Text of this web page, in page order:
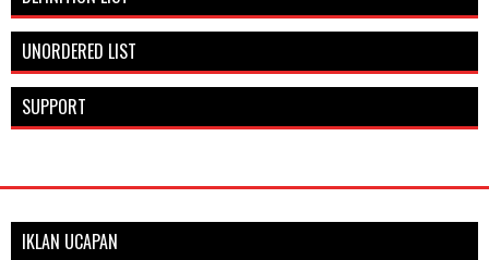
UNORDERED LIST
SUPPORT
IKLAN UCAPAN